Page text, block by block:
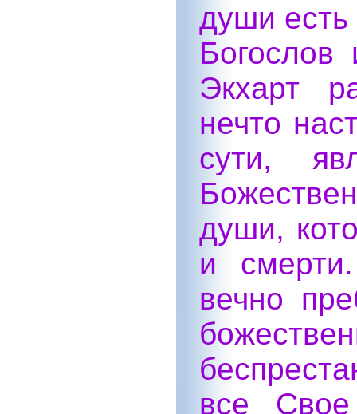
души есть
Экхарт
нечто
сути,
души,
и
вечно
все